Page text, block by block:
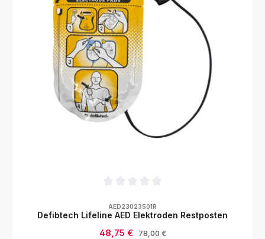
AED23023501R
Defibtech Lifeline AED Elektroden Restposten
Verkaufspreis:
48,75 € Regulärer Preis:
78,00 €